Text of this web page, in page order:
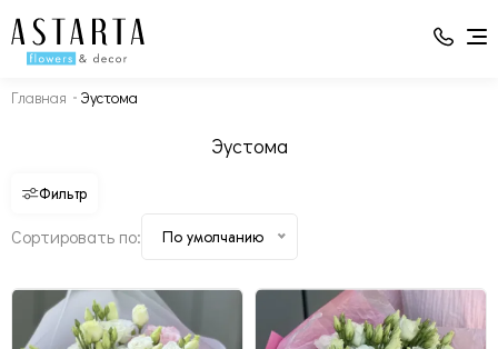
Главная Эустома
Эустома
Фильтр
Сортировать по: По умолчанию
Эустома - 9